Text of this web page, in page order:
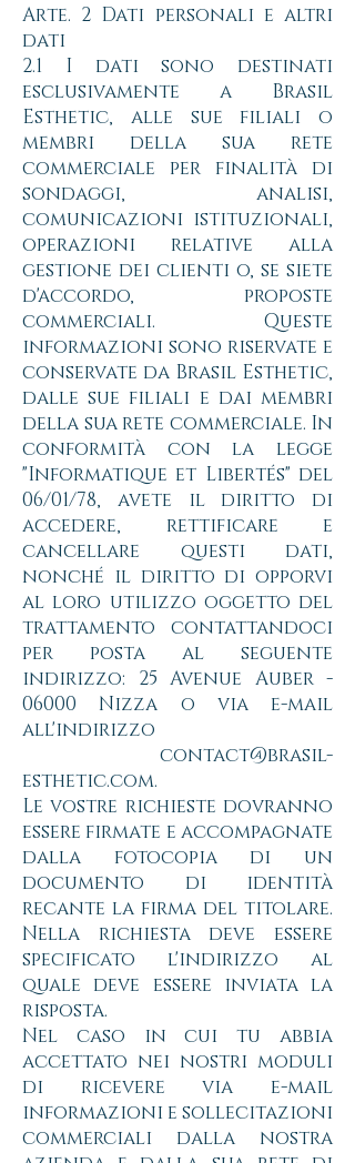
Arte. 2 Dati personali e altri
dati
2.1 I dati sono destinati
esclusivamente a Brasil
Esthetic, alle sue filiali o
membri della sua rete
commerciale per finalità di
sondaggi, analisi,
comunicazioni istituzionali,
operazioni relative alla
gestione dei clienti o, se siete
d'accordo, proposte
commerciali. Queste
informazioni sono riservate e
conservate da Brasil Esthetic,
dalle sue filiali e dai membri
della sua rete commerciale. In
conformità con la legge
"Informatique et Libertés" del
06/01/78, avete il diritto di
accedere, rettificare e
cancellare questi dati,
nonché il diritto di opporvi
al loro utilizzo oggetto del
trattamento contattandoci
per posta al seguente
indirizzo: 25 Avenue Auber -
06000 Nizza o via e-mail
all'indirizzo
contact@brasil-
esthetic.com.
Le vostre richieste dovranno
essere firmate e accompagnate
dalla fotocopia di un
documento di identità
recante la firma del titolare.
Nella richiesta deve essere
specificato l'indirizzo al
quale deve essere inviata la
risposta.
Nel caso in cui tu abbia
accettato nei nostri moduli
di ricevere via e-mail
informazioni e sollecitazioni
commerciali dalla nostra